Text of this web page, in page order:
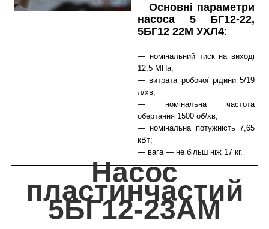
Основні параметри
насоса 5 БГ12-22,
5БГ12 22М УХЛ4:
— номінальний тиск на виході
12,5 МПа;
— витрата робочої рідини 5/19
л/хв;
— номінальна частота
обертання 1500 об/хв;
— номінальна потужність 7,65
кВт;
— вага — не більш ніж 17 кг.
Насос
пластинчастий
5БГ12-23АМ